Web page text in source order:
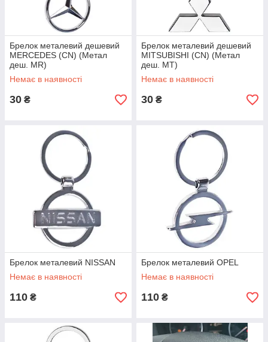
Брелок металевий дешевий
MERCEDES (CN) (Метал
деш. MR)
Немає в наявності
30 ₴
Брелок металевий дешевий
MITSUBISHI (CN) (Метал
деш. MT)
Немає в наявності
30 ₴
Брелок металевий NISSAN
Немає в наявності
110 ₴
Брелок металевий OPEL
Немає в наявності
110 ₴